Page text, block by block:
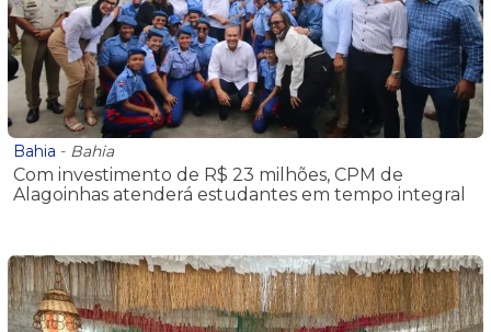
Bahia - Bahia
Com investimento de R$ 23 milhões, CPM de
Alagoinhas atenderá estudantes em tempo integral